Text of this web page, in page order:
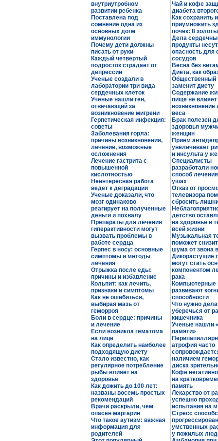
внутриутробном
развитии ребенка
Поставлена под
сомнение одна из
основных догм
иммунологии
Почему дети должны
писать от руки
Каждый четвертый
подросток страдает от
депрессии
Ученые создали в
лаборатории три вида
сердечных клеток
Ученые нашли ген,
отвечающий за
возникновение мигрени
Герпетическая инфекция:
советы
Заболевания горла:
причины возникновения,
лечение, возможные
осложнения
Лечение гастрита с
повышенной
кислотностью
Неинтересная работа
ведет к деградации
Ученые доказали, что
мозг одинаково
реагирует на полученные
деньги и похвалу
Препараты для лечения
гиперактивности могут
вызвать проблемы в
работе сердца
Герпес в носу: основные
симптомы и методы
лечения
Отрыжка после еды:
причины и избавление
Кольпит: как лечить,
признаки и симптомы
Как не ошибиться,
выбирая мазь от
геморроя
Боли в сердце: причины
и лечение
Если возникла гематома
на лице
Как определить наиболее
подходящую диету
Стало известно, как
регулярное потребление
рыбы влияет на
здоровье
Как дожить до 100 лет:
названы восемь простых
рекомендаций
Врачи раскрыли, чем
опасен маргарин
Что такое аутизм: важная
информация для
родителей
Чай и кофе
диабета
Как сохранить и
приумножить
почек: 8
Дела
продукты несут
опасность для
сосудов
Весна без
Диета, как
Общественный
заменит диету
Содержание
пище не влияет
возникновение
веса
Брак полезен
здоровья
женщин
Прием
увеличивает
и инсульта у
Специалисты
разработали
способ
ушах
Отказ от
телевизора
сбросить
детство
на здоровье в
всей жизни
Музыкальная
поможет
шума от звона
Дикорастущие
могут стать
компонентом
рака
Компьютерные
развивают
способности
Что нужно
уберечься от
кишечника
Ученые нашли
памяти»
атрофия часто
наличием
диска
Кофе
на
память
Лекарство от
успешно
испытания на
Стресс
умственных
у пожилых